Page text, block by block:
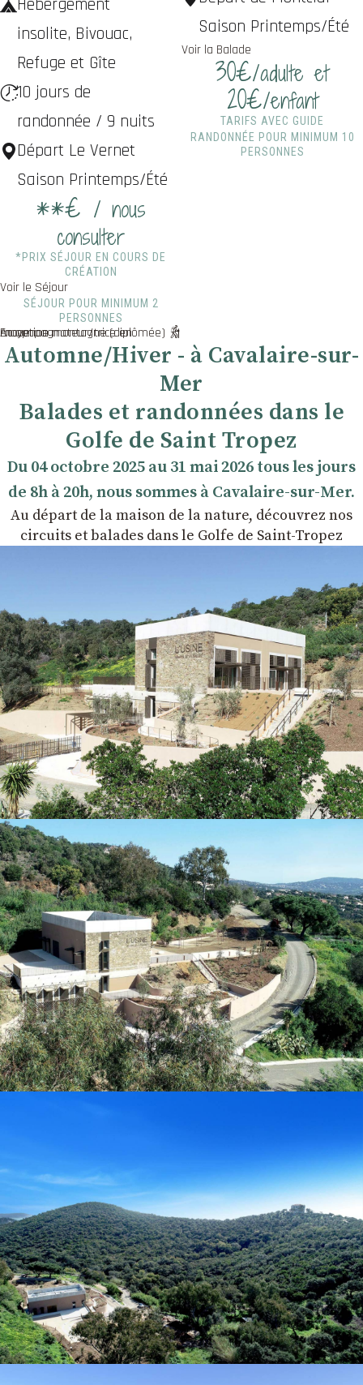
Hébergement
insolite, Bivouac,
Refuge et Gîte
10 jours de
randonnée / 9 nuits
Départ Le Vernet
Saison Printemps/Été
**€ / nous
consulter
*PRIX SÉJOUR EN COURS DE
CRÉATION
Voir le Séjour
SÉJOUR POUR MINIMUM 2
PERSONNES
En option : Accompagnateur/trice en moyenne montagne (diplômée)
Saison Printemps/Été
Voir la Balade
30€/adulte et
20€/enfant
TARIFS AVEC GUIDE
RANDONNÉE POUR MINIMUM 10
PERSONNES
Automne/Hiver - à Cavalaire-sur-
Mer
Balades et randonnées dans le
Golfe de Saint Tropez
Du 04 octobre 2025 au 31 mai 2026 tous les jours
de 8h à 20h, nous sommes à Cavalaire-sur-Mer.
Au départ de la maison de la nature, découvrez nos
circuits et balades dans le Golfe de Saint-Tropez